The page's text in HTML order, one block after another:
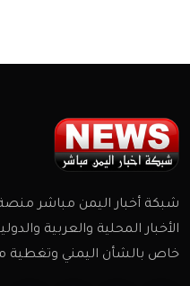
شبكة أخبار اليمن مباشر
الأخبار المحلية والعربية
خاص بالشأن اليمني وتغطية